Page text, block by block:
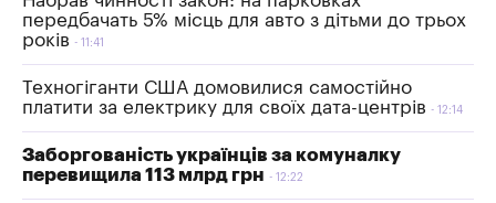
передбачать 5% місць для авто з дітьми до трьох
років
11:41
Техногіганти США домовилися самостійно
платити за електрику для своїх дата-центрів
12:14
Заборгованість українців за комуналку
перевищила 113 млрд грн
12:22